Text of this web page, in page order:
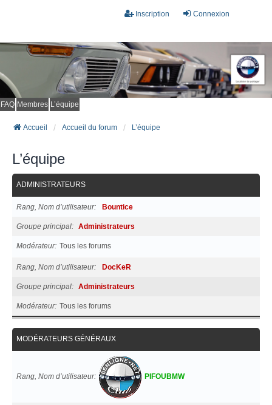
Connexion
Inscription
FAQ Membres L’équipe
Accueil Accueil du forum L’équipe
L’équipe
ADMINISTRATEURS
Rang, Nom d’utilisateur Bountice
Groupe principal Administrateurs
Modérateur Tous les forums
Rang, Nom d’utilisateur DocKeR
Groupe principal Administrateurs
Modérateur Tous les forums
MODÉRATEURS GÉNÉRAUX
Rang, Nom d’utilisateur PIFOUBMW